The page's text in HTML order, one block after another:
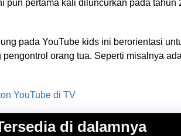
pun pertama kali diluncurkan pada
pada YouTube kids ini berorientasi
orang tua. Seperti misalnya
YouTube di TV
di dalamnya